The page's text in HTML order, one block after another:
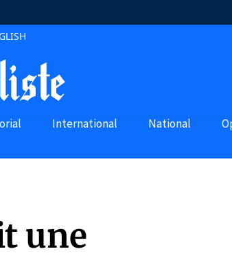
International National
une